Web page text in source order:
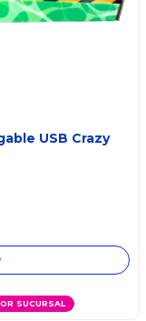
USB Crazy
SUCURSAL